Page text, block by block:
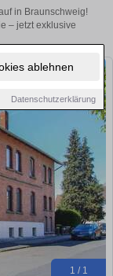
ablehnen
Datenschutzerklärung
in Braunschweig!
– jetzt exklusive
1 / 1